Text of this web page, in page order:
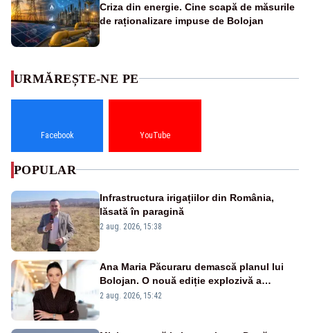
Criza din energie. Cine scapă de măsurile
de raționalizare impuse de Bolojan
URMĂREȘTE-NE PE
Facebook YouTube
POPULAR
Infrastructura irigațiilor din România,
lăsată în paragină
2 aug. 2026, 15:38
Ana Maria Păcuraru demască planul lui
Bolojan. O nouă ediție explozivă a
emisiunii „Miza Zilei” la Realitatea PLUS
2 aug. 2026, 15:42